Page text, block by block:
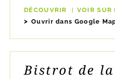
DÉCOUVRIR
VOIR SUR
Ouvrir dans Google
Bistrot de la